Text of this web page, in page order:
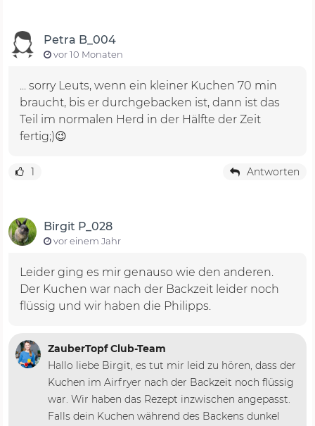
Petra B_004
vor 10 Monaten
... sorry Leuts, wenn ein kleiner Kuchen 70 min
braucht, bis er durchgebacken ist, dann ist das
Teil im normalen Herd in der Hälfte der Zeit
fertig;)😉
1 Antworten
Birgit P_028
vor einem Jahr
Leider ging es mir genauso wie den anderen.
Der Kuchen war nach der Backzeit leider noch
flüssig und wir haben die Philipps.
ZauberTopf Club-Team
Hallo liebe Birgit, es tut mir leid zu hören, dass der
Kuchen im Airfryer nach der Backzeit noch flüssig
war. Wir haben das Rezept inzwischen angepasst.
Falls dein Kuchen während des Backens dunkel